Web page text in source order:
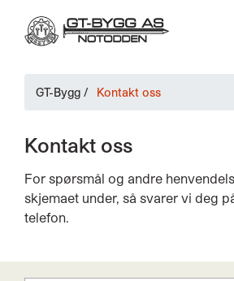
GT-Bygg / Kontakt oss
Kontakt oss
For spørsmål og andre
skjemaet under, så svarer vi deg
telefon.